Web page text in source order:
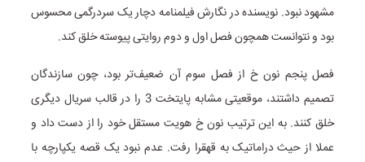
مشهود نبود. نویسنده در نگارش فیلمنامه دچار یک سردرگمی محسوس
بود و نتوانست همچون فصل اول و دوم روایتی پیوسته خلق کند.
فصل پنجم نون خ از فصل سوم آن ضعیف‌تر بود، چون سازندگان
تصمیم داشتند، موقعیتی مشابه پایتخت 3 را در قالب سریال دیگری
خلق کنند. به این ترتیب نون خ هویت مستقل خود را از دست داد و
عملا از حیث دراماتیک به قهقرا رفت. عدم نبود یک قصه یکپارچه با